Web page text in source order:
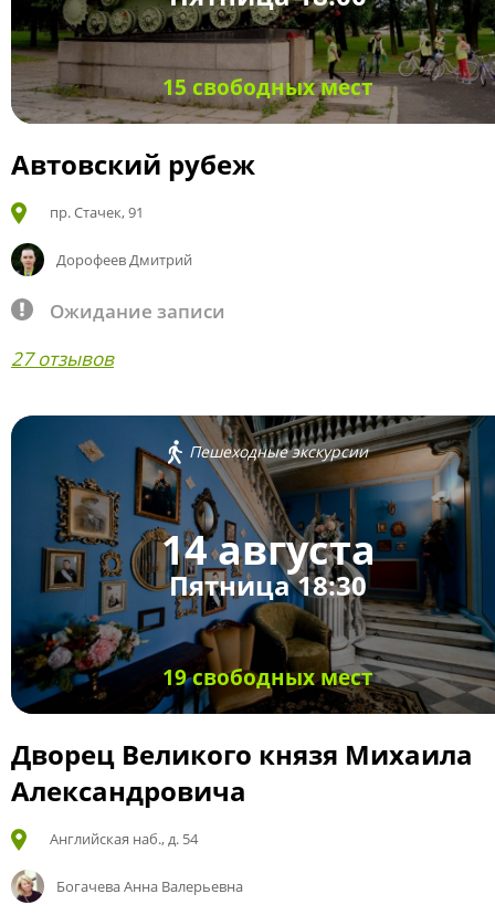
15 свободных мест
Автовский рубеж
пр. Стачек, 91
Дорофеев Дмитрий
Ожидание записи
27 отзывов
Пешеходные экскурсии
14 августа
Пятница 18:30
19 свободных мест
Дворец Великого князя Михаила
Александровича
Английская наб., д. 54
Богачева Анна Валерьевна